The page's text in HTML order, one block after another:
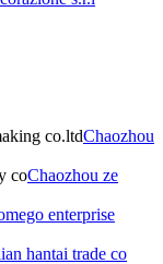
Chaozhou
Chaozhou ze
enterprise
hantai trade co